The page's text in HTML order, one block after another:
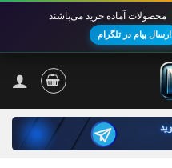
محصولات آماده خرید می‌باشند
ارسال پیام در تلگرام